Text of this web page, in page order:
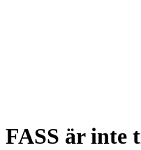
FASS är inte